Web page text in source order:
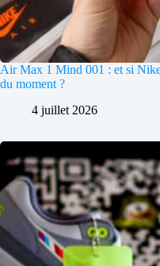
Air Max 1 Mind 001 : et si
du moment ?
4 juillet 2026